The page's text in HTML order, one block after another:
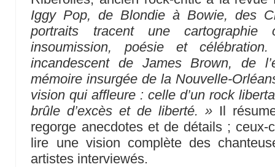
Iggy Pop, de Blondie à Bowie, des
portraits tracent une
insoumission, poésie et
incandescent de James Brown, de
mémoire insurgée de la Nouvelle-
vision qui affleure : celle d’un rock
brûle d’excès et de liberté. »Il
regorge anecdotes et de détails ;
lire une vision complète des
artistes interviewés.